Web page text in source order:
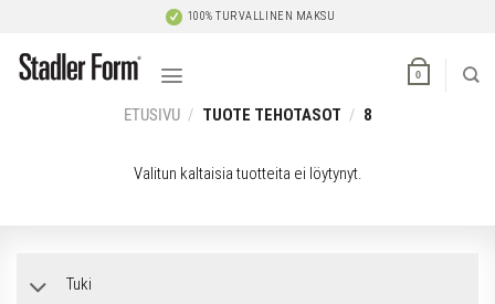
content
100% TURVALLINEN MAKSU
0
ETUSIVU / TUOTE TEHOTASOT / 8
Valitun kaltaisia tuotteita ei löytynyt.
Tuki